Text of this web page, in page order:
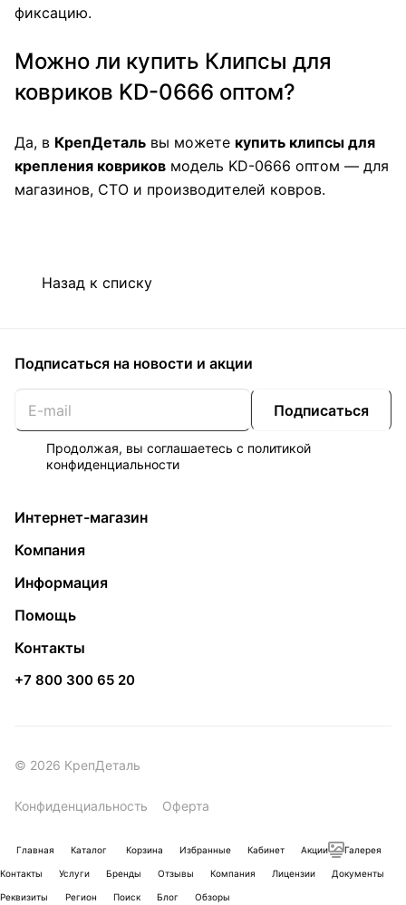
фиксацию.
Можно ли купить Клипсы для
ковриков KD-0666 оптом?
Да, в КрепДеталь вы можете купить клипсы для
крепления ковриков модель KD-0666 оптом — для
магазинов, СТО и производителей ковров.
Назад к списку
Подписаться на новости и акции
Подписаться
Продолжая, вы соглашаетесь с политикой
конфиденциальности
Интернет-магазин
Компания
Информация
Помощь
Контакты
+7 800 300 65 20
© 2026 КрепДеталь
Конфиденциальность Оферта
Главная Каталог Корзина Избранные Кабинет Акции Галерея
Контакты Услуги Бренды Отзывы Компания Лицензии Документы
Реквизиты Регион Поиск Блог Обзоры